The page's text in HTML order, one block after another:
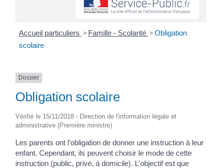
Accueil particuliers > Famille - Scolarité > Obligation
scolaire
Dossier
Obligation scolaire
Vérifié le 15/11/2018 - Direction de l'information légale et
administrative (Première ministre)
Les parents ont l'obligation de donner une instruction à leur
enfant. Cependant, ils peuvent choisir le mode de cette
instruction (public, privé, à domicile). L'objectif est que